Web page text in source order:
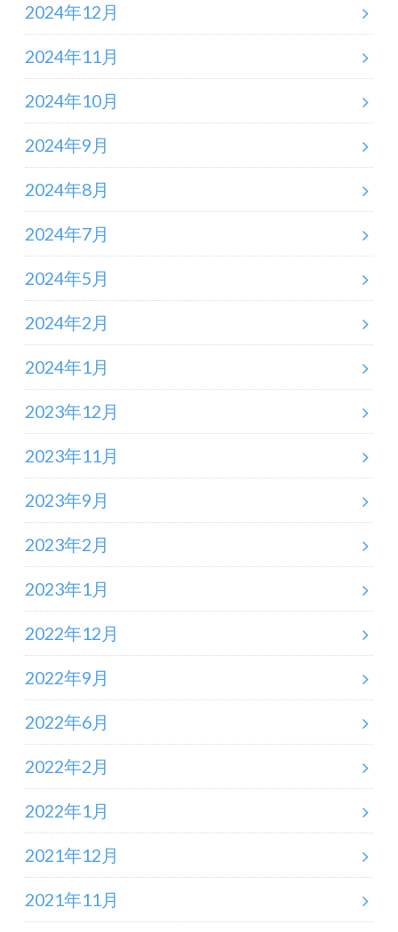
2024年12月
2024年11月
2024年10月
2024年9月
2024年8月
2024年7月
2024年5月
2024年2月
2024年1月
2023年12月
2023年11月
2023年9月
2023年2月
2023年1月
2022年12月
2022年9月
2022年6月
2022年2月
2022年1月
2021年12月
2021年11月